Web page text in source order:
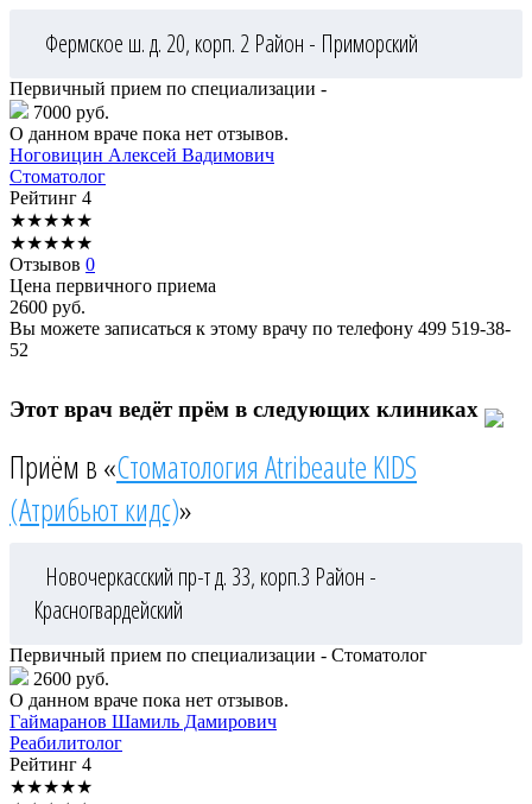
Фермское ш. д. 20, корп. 2 Район - Приморский
Первичный прием по специализации -
7000 руб.
О данном враче пока нет отзывов.
Ноговицин Алексей Вадимович
Стоматолог
Рейтинг 4
★★★★★
★★★★★
Отзывов 0
Цена первичного приема
2600 руб.
Вы можете записаться к этому врачу по телефону 499 519-38-
52
Этот врач ведёт прём в следующих клиниках
Приём в «Стоматология Atribeaute KIDS
(Атрибьют кидс)»
Новочеркасский пр-т д. 33, корп.3 Район -
Красногвардейский
Первичный прием по специализации - Стоматолог
2600 руб.
О данном враче пока нет отзывов.
Гаймаранов Шамиль Дамирович
Реабилитолог
Рейтинг 4
★★★★★